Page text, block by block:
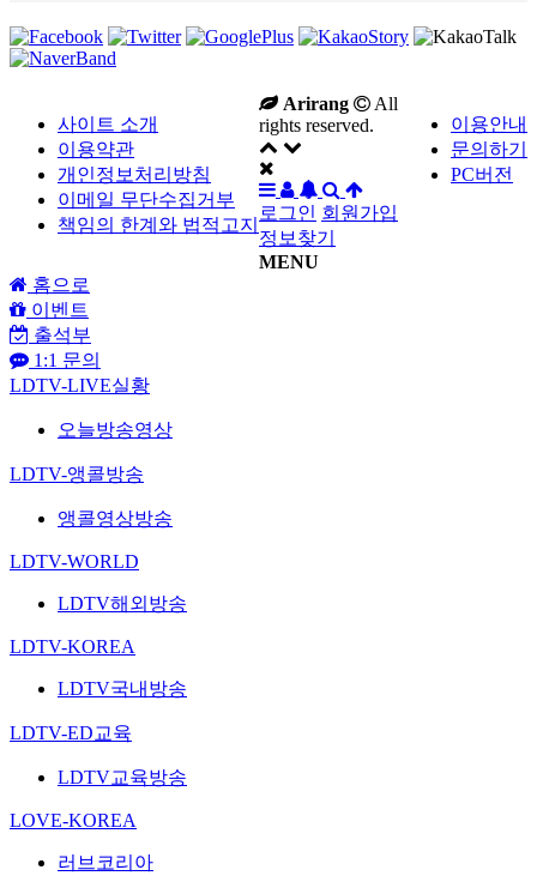
사이트 소개
이용약관
개인정보처리방침
이메일 무단수집거부
책임의 한계와 법적고지
이용안내
문의하기
PC버전
Arirang
All
rights reserved.
로그인 회원가입
정보찾기
MENU
홈으로
이벤트
출석부
1:1 문의
LDTV-LIVE실황
오늘방송영상
LDTV-앵콜방송
앵콜영상방송
LDTV-WORLD
LDTV해외방송
LDTV-KOREA
LDTV국내방송
LDTV-ED교육
LDTV교육방송
LOVE-KOREA
러브코리아